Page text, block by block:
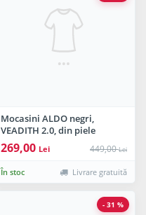
Mocasini ALDO negri,
VEADITH 2.0, din piele
naturala
269,00 Lei 449,00Lei
În stoc Livrare gratuită
- 31 %